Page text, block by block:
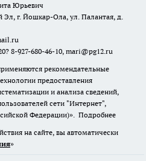
Юрьевич
Эл, г. Йошкар-Ола, ул. Палантая, д.
8-927-680-46-10, mari@pg12.ru
рекомендательные
предоставления
и анализа сведений,
сети "Интернет",
Федерации)». Подробнее
на сайте, вы автоматически
»